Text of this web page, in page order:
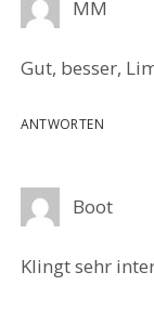
MM
Gut, besser,
ANTWORTEN
Boot
Klingt sehr